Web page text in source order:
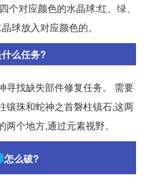
个对应颜色的水晶球:红、绿、
球放入对应颜色的。
么任务?
寻找缺失部件修复任务。 需要
镶珠和蛇神之首磐柱镇石,这两
个地方,通过元素视野。
怎么破?